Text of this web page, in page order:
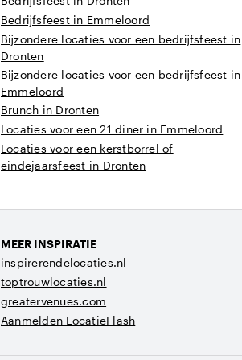
Bedrijfsfeest in Emmeloord
Bijzondere locaties voor een bedrijfsfeest in
Dronten
Bijzondere locaties voor een bedrijfsfeest in
Emmeloord
Brunch in Dronten
Locaties voor een 21 diner in Emmeloord
Locaties voor een kerstborrel of
eindejaarsfeest in Dronten
MEER INSPIRATIE
inspirerendelocaties.nl
toptrouwlocaties.nl
greatervenues.com
Aanmelden LocatieFlash